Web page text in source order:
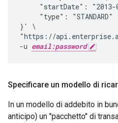
"startDate": "2013-
     "type": "STANDARD"
}' \
"https://
-u email:password
Specificare un modello di
In un modello di addebito in
anticipo) un "pacchetto" di